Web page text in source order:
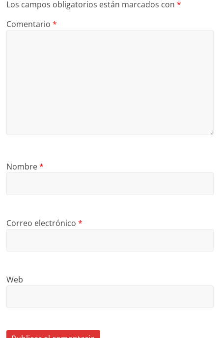
Los campos obligatorios están marcados con*
Comentario*
Nombre*
Correo electrónico*
Web